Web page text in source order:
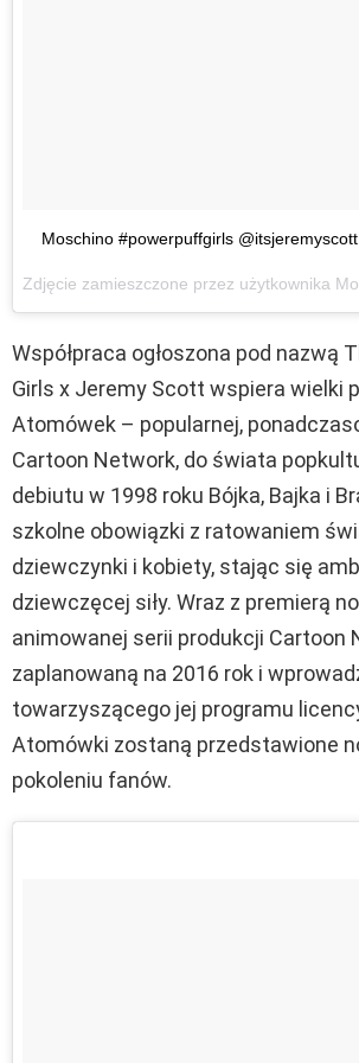
Moschino #powerpuffgirls
Współpraca ogłoszona pod nazwą
Girls x Jeremy Scott wspiera wielki
Atomówek – popularnej,
Cartoon Network, do świata
debiutu w 1998 roku Bójka, Bajka i
szkolne obowiązki z ratowaniem
dziewczynki i kobiety, stając się
dziewczęcej siły. Wraz z premierą
animowanej serii produkcji Cartoon
zaplanowaną na 2016 rok i
towarzyszącego jej programu
Atomówki zostaną przedstawione
pokoleniu fanów.